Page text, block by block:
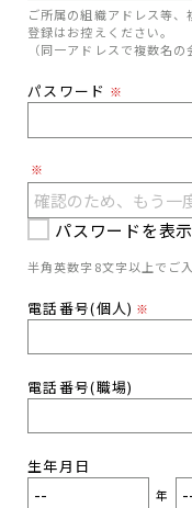
ご所属の組織アドレス等
登録はお控えください。
（同一アドレスで複数名
パスワード ※
※
パスワードを表
半角英数字8文字以上でご
電話番号(個人) ※
電話番号(職場)
生年月日
年